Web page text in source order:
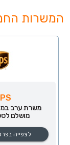
המשרות
משרת ערב
מושלם
לצפייה